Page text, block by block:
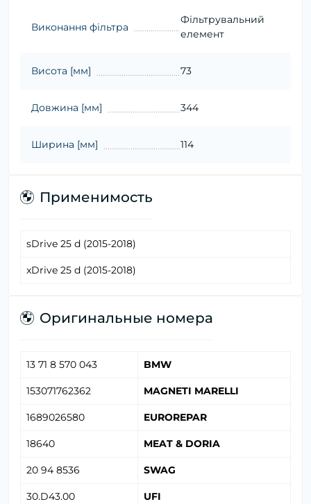
Виконання фільтра
Фільтрувальний
елемент
Висота [мм] 73
Довжина [мм] 344
Ширина [мм] 114
Применимость
sDrive 25 d (2015-2018)
xDrive 25 d (2015-2018)
Оригинальные номера
13 71 8 570 043 BMW
153071762362 MAGNETI MARELLI
1689026580 EUROREPAR
18640 MEAT & DORIA
20 94 8536 SWAG
30.D43.00 UFI